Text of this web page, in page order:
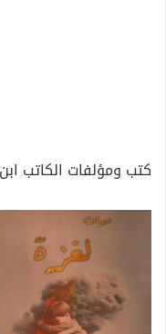
كتب ومؤلفات الكاتب